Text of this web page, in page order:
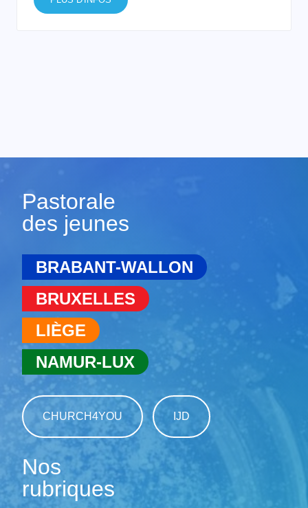
Pastorale
des jeunes
BRABANT-WALLON
BRUXELLES
LIÈGE
NAMUR-LUX
CHURCH4YOU IJD
Nos
rubriques